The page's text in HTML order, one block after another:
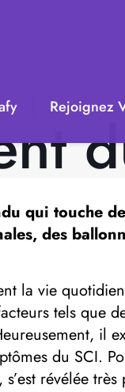
Rejoignez
qui touche
des
la vie
tels que
il
du SCI.
révélée